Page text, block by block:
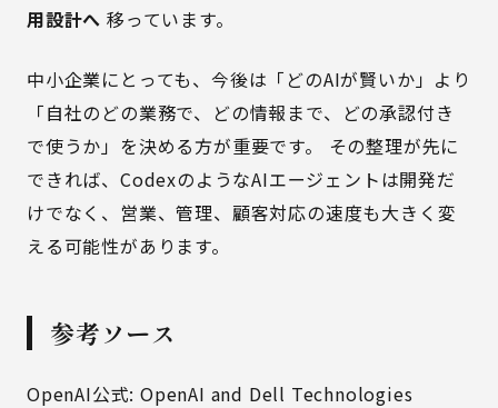
用設計へ 移っています。
中小企業にとっても、今後は「どのAIが賢いか」より
「自社のどの業務で、どの情報まで、どの承認付き
で使うか」を決める方が重要です。 その整理が先に
できれば、CodexのようなAIエージェントは開発だ
けでなく、営業、管理、顧客対応の速度も大きく変
える可能性があります。
参考ソース
OpenAI公式: OpenAI and Dell Technologies